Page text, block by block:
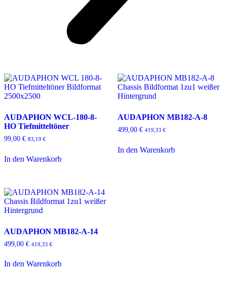
AUDAPHON WCL-180-8-
HO Tiefmitteltöner
99,00 € 83,19 €
In den Warenkorb
AUDAPHON MB182-A-8
499,00 € 419,33 €
In den Warenkorb
AUDAPHON MB182-A-14
499,00 € 419,33 €
In den Warenkorb